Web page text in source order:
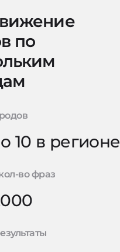
по
10 в регионе
во фраз